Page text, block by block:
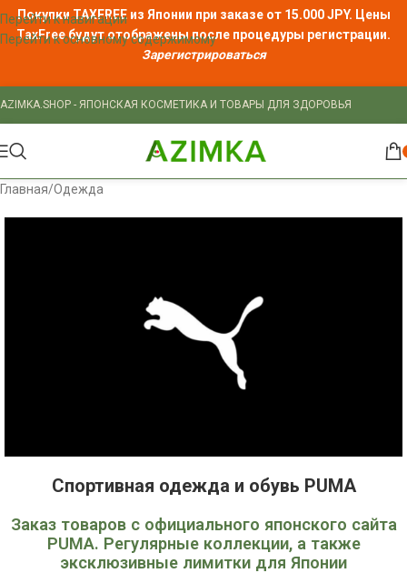
Перейти к навигации
Перейти к основному содержимому
Покупки TAXFREE из Японии при заказе от 15.000 JPY. Цены
TaxFreeбудут отображены после процедуры регистрации.
Зарегистрироваться
AZIMKA.SHOP - ЯПОНСКАЯ КОСМЕТИКА И ТОВАРЫ ДЛЯ ЗДОРОВЬЯ
Главная/Одежда
Спортивная одежда и обувь PUMA
Заказ товаров с официального японского сайта
PUMA. Регулярные коллекции, а также
эксклюзивные лимитки для Японии